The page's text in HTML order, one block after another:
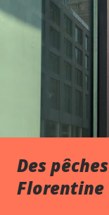
Des
Florentine